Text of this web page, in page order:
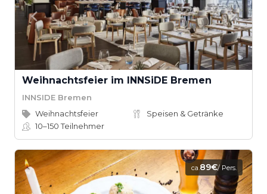
Weihnachtsfeier im INNSiDE Bremen
INNSIDE Bremen
Weihnachtsfeier
Speisen & Getränke
10–150Teilnehmer
ca.89€/ Pers.